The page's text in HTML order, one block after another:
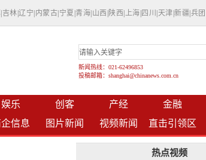
吉林 |辽宁 内蒙古 宁夏 青海 山西 陕西 上海 四川 天津 |新疆 兵团
新闻热线：021-62496853
投稿邮箱：shanghai@chinanews.com.cn
娱乐 创客 产经 金融
信息 图片新闻 视频新闻 直击引领区
热点视频